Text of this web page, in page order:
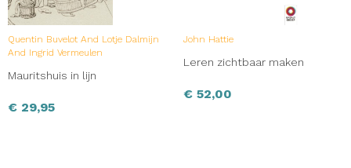
Quentin Buvelot And Lotje Dalmijn
And Ingrid Vermeulen
Mauritshuis in lijn
€ 29,95
John Hattie
Leren zichtbaar maken
€ 52,00